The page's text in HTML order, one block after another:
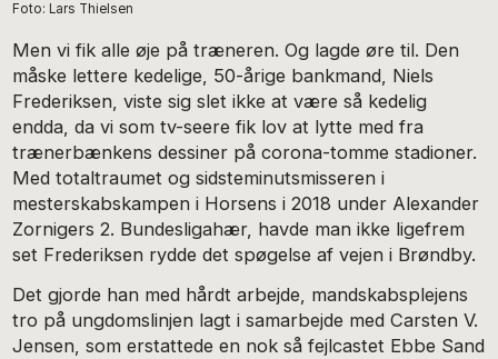
Foto: Lars Thielsen
Men vi fik alle øje på træneren. Og lagde øre til. Den
måske lettere kedelige, 50-årige bankmand, Niels
Frederiksen, viste sig slet ikke at være så kedelig
endda, da vi som tv-seere fik lov at lytte med fra
trænerbænkens dessiner på corona-tomme stadioner.
Med totaltraumet og sidsteminutsmisseren i
mesterskabskampen i Horsens i 2018 under Alexander
Zornigers 2. Bundesligahær, havde man ikke ligefrem
set Frederiksen rydde det spøgelse af vejen i Brøndby.
Det gjorde han med hårdt arbejde, mandskabsplejens
tro på ungdomslinjen lagt i samarbejde med Carsten V.
Jensen, som erstattede en nok så fejlcastet Ebbe Sand